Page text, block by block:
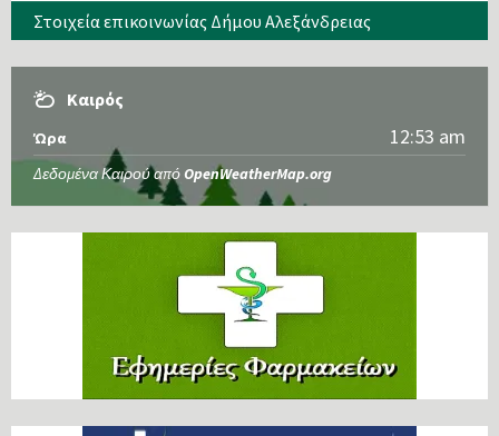
Στοιχεία επικοινωνίας Δήμου Αλεξάνδρειας
Καιρός
Ώρα 12:53 am
Δεδομένα Καιρού από OpenWeatherMap.org